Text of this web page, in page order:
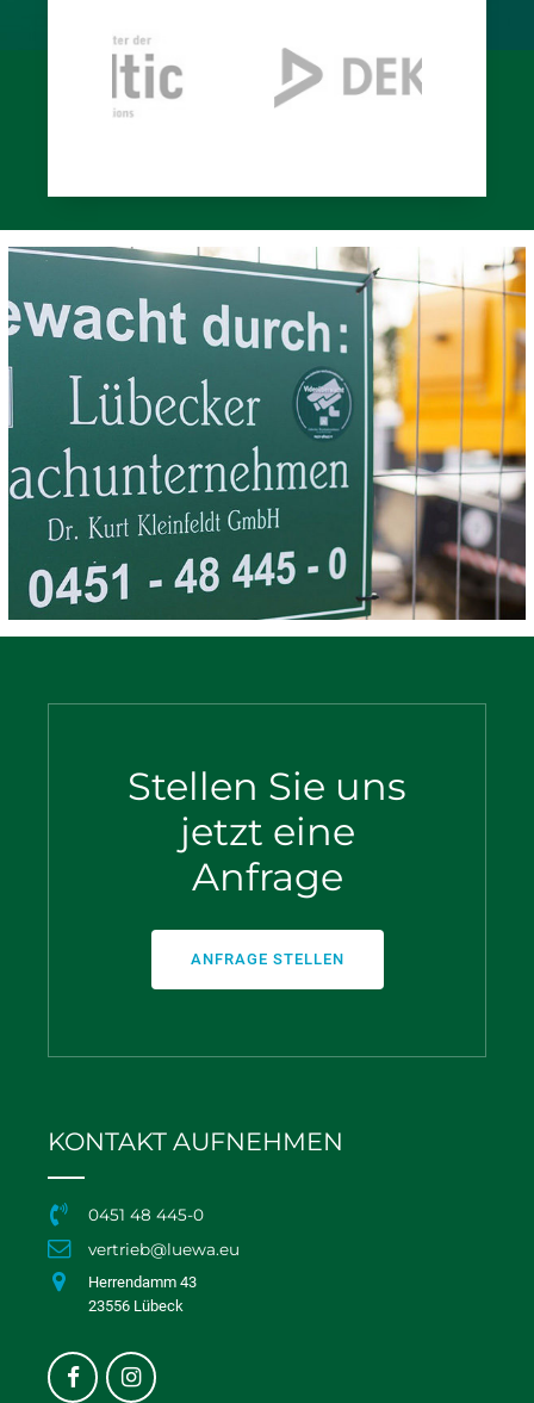
Stellen Sie uns
jetzt eine
Anfrage
ANFRAGE STELLEN
KONTAKT AUFNEHMEN
0451 48 445-0
vertrieb@luewa.eu
Herrendamm 43
23556 Lübeck